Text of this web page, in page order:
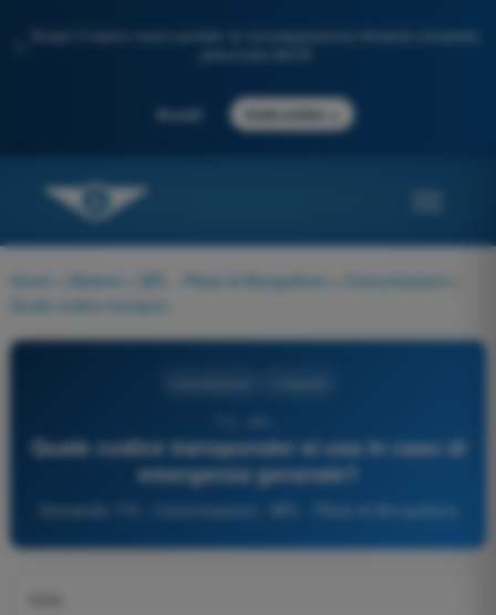
Scopri il nostro nuovo portale: la tua preparazione d'esame completa,
Accedi Inizia subito
Home Materie BPL - Pilota di Mongolfiera Comunicazioni
Quale codice transponder si usa in caso di
emergenza generale?